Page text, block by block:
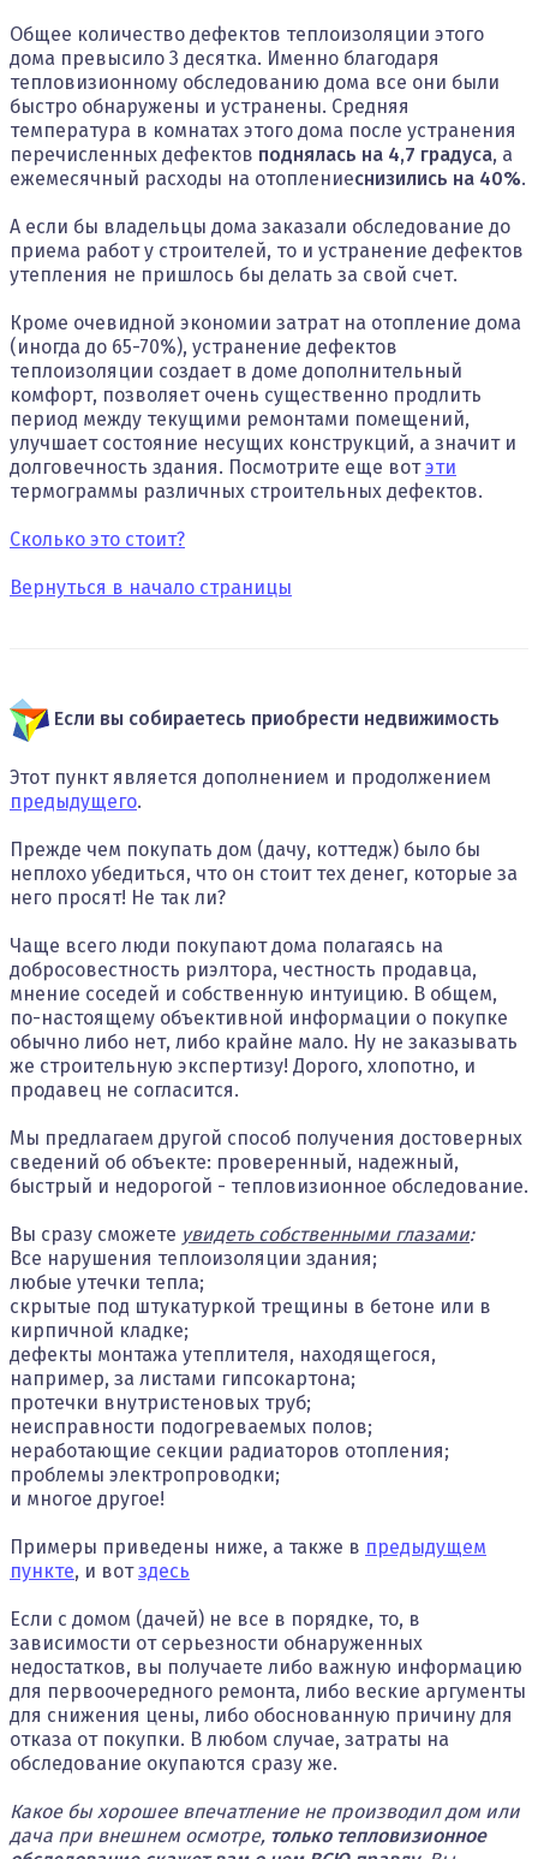
Общее количество дефектов теплоизоляции этого
дома превысило 3 десятка. Именно благодаря
тепловизионному обследованию дома все они были
быстро обнаружены и устранены. Средняя
температура в комнатах этого дома после устранения
перечисленных дефектов поднялась на 4,7 градуса, а
ежемесячный расходы на отоплениеснизились на 40%.
А если бы владельцы дома заказали обследование до
приема работ у строителей, то и устранение дефектов
утепления не пришлось бы делать за свой счет.
Кроме очевидной экономии затрат на отопление дома
(иногда до 65-70%), устранение дефектов
теплоизоляции создает в доме дополнительный
комфорт, позволяет очень существенно продлить
период между текущими ремонтами помещений,
улучшает состояние несущих конструкций, а значит и
долговечность здания. Посмотрите еще вотэти
термограммы различных строительных дефектов.
Сколько это стоит?
Вернуться в начало страницы
Если вы собираетесь приобрести недвижимость
Этот пункт является дополнением и продолжением
предыдущего.
Прежде чем покупать дом (дачу, коттедж) было бы
неплохо убедиться, что он стоит тех денег, которые за
него просят! Не так ли?
Чаще всего люди покупают дома полагаясь на
добросовестность риэлтора, честность продавца,
мнение соседей и собственную интуицию. В общем,
по-настоящему объективной информации о покупке
обычно либо нет, либо крайне мало. Ну не заказывать
же строительную экспертизу! Дорого, хлопотно, и
продавец не согласится.
Мы предлагаем другой способ получения достоверных
сведений об объекте: проверенный, надежный,
быстрый и недорогой - тепловизионное обследование.
Вы сразу сможете увидеть собственными глазами:
Все нарушения теплоизоляции здания;
любые утечки тепла;
скрытые под штукатуркой трещины в бетоне или в
кирпичной кладке;
дефекты монтажа утеплителя, находящегося,
например, за листами гипсокартона;
протечки внутристеновых труб;
неисправности подогреваемых полов;
неработающие секции радиаторов отопления;
проблемы электропроводки;
и многое другое!
Примеры приведены ниже, а также в предыдущем
пункте, и вотздесь
Если с домом (дачей) не все в порядке, то, в
зависимости от серьезности обнаруженных
недостатков, вы получаете либо важную информацию
для первоочередного ремонта, либо веские аргументы
для снижения цены, либо обоснованную причину для
отказа от покупки. В любом случае, затраты на
обследование окупаются сразу же.
Какое бы хорошее впечатление не производил дом или
дача при внешнем осмотре, только тепловизионное